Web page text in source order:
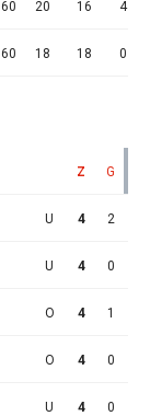
60 20 16 4
60 18 18 0
Z G
U 4 2
U 4 0
O 4 1
O 4 0
U 4 0